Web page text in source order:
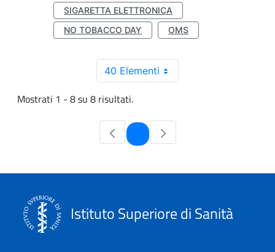
SIGARETTA ELETTRONICA
NO TOBACCO DAY
OMS
40 Elementi
Mostrati 1 - 8 su 8 risultati.
Pagina
Istituto Superiore di Sanità